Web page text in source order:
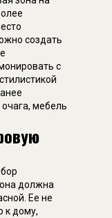
создать
с
мебель
должна
Ее не
к дому,